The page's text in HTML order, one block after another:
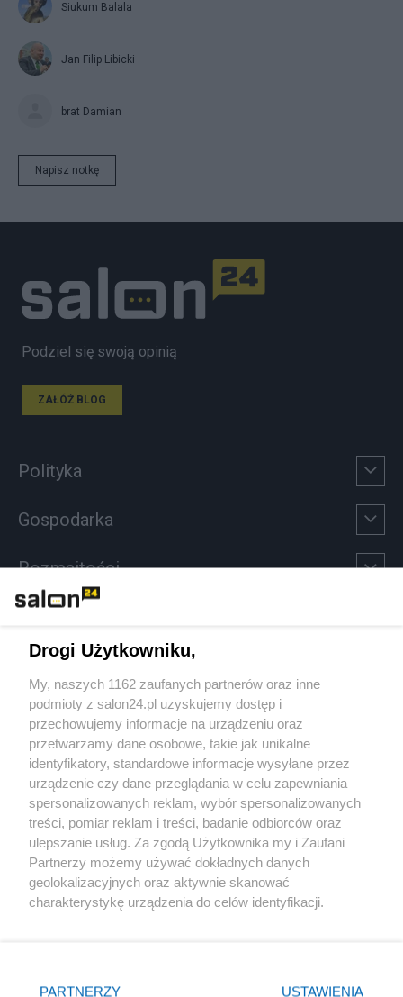
Siukum Balala
Jan Filip Libicki
brat Damian
Napisz notkę
Podziel się swoją opinią
ZAŁÓŻ BLOG
Polityka
Gospodarka
Rozmaitości
Sport
Społeczeństwo
Kultura
X Facebook Instagram Youtube
Drogi Użytkowniku,
My, naszych 1162 zaufanych partnerów oraz inne
podmioty z salon24.pl uzyskujemy dostęp i
przechowujemy informacje na urządzeniu oraz
przetwarzamy dane osobowe, takie jak unikalne
identyfikatory, standardowe informacje wysyłane przez
urządzenie czy dane przeglądania w celu zapewniania
spersonalizowanych reklam, wybór spersonalizowanych
treści, pomiar reklam i treści, badanie odbiorców oraz
ulepszanie usług. Za zgodą Użytkownika my i Zaufani
Partnerzy możemy używać dokładnych danych
geolokalizacyjnych oraz aktywnie skanować
charakterystykę urządzenia do celów identyfikacji.
zmienić/wycofać klikając przycisk ustawień prywatności
PARTNERZY USTAWIENIA